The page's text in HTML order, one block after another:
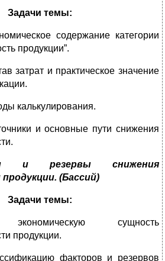
Задачи темы:
содержание категории
продукции”.
затрат и практическое значение
калькулирования.
и основные пути снижения
и резервы снижения
(Бассий)
Задачи темы:
экономическую сущность
продукции.
факторов и резервов